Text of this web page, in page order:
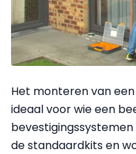
Het monteren van
ideaal voor wie een
de standaardkits en